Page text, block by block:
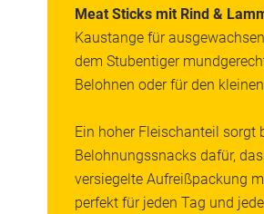
Meat Sticks mit Rind &
Kaustange für
dem Stubentiger
Belohnen oder für den
Ein hoher Fleischanteil sorgt
Belohnungssnacks dafür,
versiegelte Aufreißpackung
perfekt für jeden Tag und